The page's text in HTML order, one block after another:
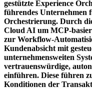
gestützte Experience
führendes Unternehmen
Orchestrierung. Durch
Cloud AI um MCP-
zur Workflow-
Kundenabsicht mit
unternehmensweiten
vertrauenswürdige,
einführen. Diese führen
Konditionen der